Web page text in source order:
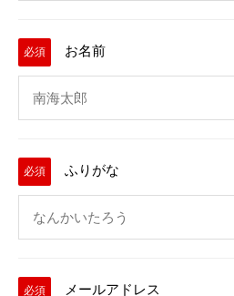
必須 お名前
必須 ふりがな
必須 メールアドレス